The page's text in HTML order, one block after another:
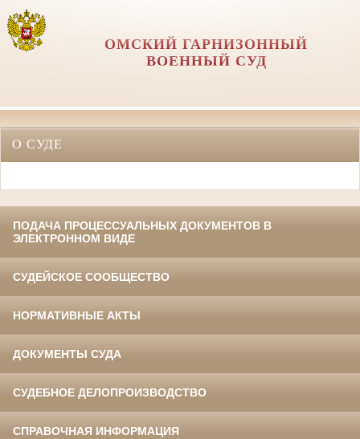
ОМСКИЙ ГАРНИЗОННЫЙ
ВОЕННЫЙ СУД
О СУДЕ
ПОДАЧА ПРОЦЕССУАЛЬНЫХ ДОКУМЕНТОВ В
ЭЛЕКТРОННОМ ВИДЕ
СУДЕЙСКОЕ СООБЩЕСТВО
НОРМАТИВНЫЕ АКТЫ
ДОКУМЕНТЫ СУДА
СУДЕБНОЕ ДЕЛОПРОИЗВОДСТВО
СПРАВОЧНАЯ ИНФОРМАЦИЯ